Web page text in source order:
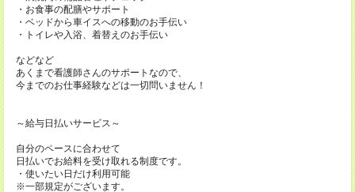
・お食事の配膳やサポート
・ベッドから車イスへの移動のお手伝い
・トイレや入浴、着替えのお手伝い
などなど
あくまで看護師さんのサポートなので、
今までのお仕事経験などは一切問いません！
～給与日払いサービス～
自分のペースに合わせて
日払いでお給料を受け取れる制度です。
・使いたい日だけ利用可能
※一部規定がございます。